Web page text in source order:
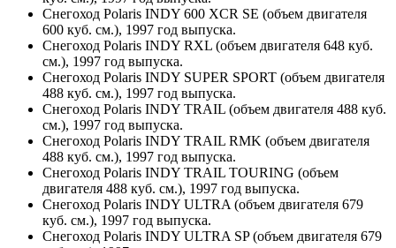
Снегоход Polaris INDY 600 XCR SE (объем двигателя
600 куб. см.), 1997 год выпуска.
Снегоход Polaris INDY RXL (объем двигателя 648 куб.
см.), 1997 год выпуска.
Снегоход Polaris INDY SUPER SPORT (объем двигателя
488 куб. см.), 1997 год выпуска.
Снегоход Polaris INDY TRAIL (объем двигателя 488 куб.
см.), 1997 год выпуска.
Снегоход Polaris INDY TRAIL RMK (объем двигателя
488 куб. см.), 1997 год выпуска.
Снегоход Polaris INDY TRAIL TOURING (объем
двигателя 488 куб. см.), 1997 год выпуска.
Снегоход Polaris INDY ULTRA (объем двигателя 679
куб. см.), 1997 год выпуска.
Снегоход Polaris INDY ULTRA SP (объем двигателя 679